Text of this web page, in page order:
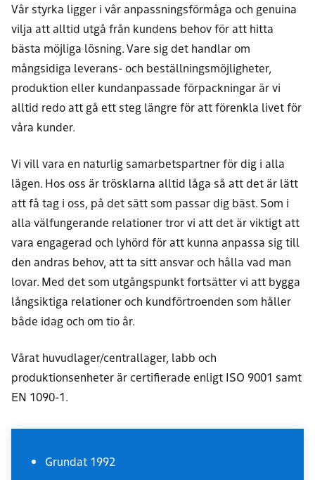
Vår styrka ligger i vår anpassningsförmåga och genuina
vilja att alltid utgå från kundens behov för att hitta
bästa möjliga lösning. Vare sig det handlar om
mångsidiga leverans- och beställningsmöjligheter,
produktion eller kundanpassade förpackningar är vi
alltid redo att gå ett steg längre för att förenkla livet för
våra kunder.
Vi vill vara en naturlig samarbetspartner för dig i alla
lägen. Hos oss är trösklarna alltid låga så att det är lätt
att få tag i oss, på det sätt som passar dig bäst. Som i
alla välfungerande relationer tror vi att det är viktigt att
vara engagerad och lyhörd för att kunna anpassa sig till
den andras behov, att ta sitt ansvar och hålla vad man
lovar. Med det som utgångspunkt fortsätter vi att bygga
långsiktiga relationer och kundförtroenden som håller
både idag och om tio år.
Vårat huvudlager/centrallager, labb och
produktionsenheter är certifierade enligt ISO 9001 samt
EN 1090-1.
Grundat 1992